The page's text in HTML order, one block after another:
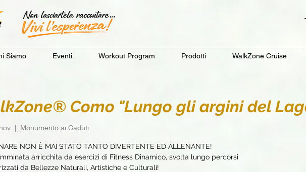
Siamo Eventi Workout Program Prodotti WalkZone Cruise
Como "Lungo gli argini del
  |
Monumento ai Caduti
NON È MAI STATO TANTO DIVERTENTE ED ALLENANTE!
arricchita da esercizi di Fitness Dinamico, svolta lungo percorsi
da Bellezze Naturali, Artistiche e Culturali!